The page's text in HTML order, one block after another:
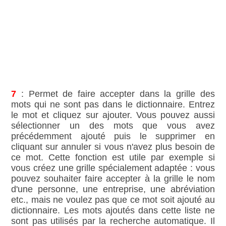
7 : Permet de faire accepter dans la grille des
mots qui ne sont pas dans le dictionnaire. Entrez
le mot et cliquez sur ajouter. Vous pouvez aussi
sélectionner un des mots que vous avez
précédemment ajouté puis le supprimer en
cliquant sur annuler si vous n'avez plus besoin de
ce mot. Cette fonction est utile par exemple si
vous créez une grille spécialement adaptée : vous
pouvez souhaiter faire accepter à la grille le nom
d'une personne, une entreprise, une abréviation
etc., mais ne voulez pas que ce mot soit ajouté au
dictionnaire. Les mots ajoutés dans cette liste ne
sont pas utilisés par la recherche automatique. Il